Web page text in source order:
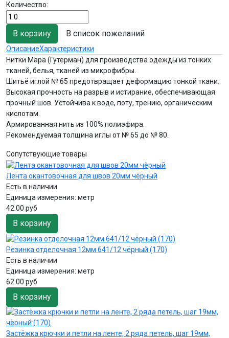
Количество:
В список пожеланий
ОписаниеХарактеристики
Нитки Мара (Гутерман) для производства одежды из тонких
тканей, белья, тканей из микрофибры.
Шитьё иглой № 65 предотвращает деформацию тонкой ткани.
Высокая прочность на разрыв и истирание, обеспечивающая
прочный шов. Устойчива к воде, поту, трению, органическим
кислотам.
Армированная нить из 100% полиэфира.
Рекомендуемая толщина иглы от № 65 до № 80.
Сопутствующие товары
Лента окантовочная для швов 20мм чёрный
Есть в наличии
Единица измерения: метр
42.00 руб
В корзину
Резинка отделочная 12мм 641/12 чёрный (170)
Есть в наличии
Единица измерения: метр
62.00 руб
В корзину
Застёжка крючки и петли на ленте, 2 ряда петель, шаг 19мм,